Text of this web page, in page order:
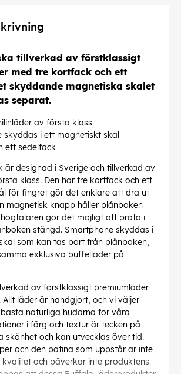
tillverkad av förstklassigt
med tre kortfack och ett
skyddande magnetiska skalet
separat.
av första klass
skyddas i ett magnetiskt skal
ett sedelfack
är designad i Sverige och tillverkad av
klass. Den har tre kortfack och ett
för fingret gör det enklare att dra ut
magnetisk knapp håller plånboken
gör det möjligt att prata i
stängd. Smartphone skyddas i
som kan tas bort från plånboken,
exklusiva buffelläder på
av förstklassigt premiumläder
läder är handgjort, och vi väljer
naturliga hudarna för våra
i färg och textur är tecken på
skönhet och kan utvecklas över tid.
och den patina som uppstår är inte
och påverkar inte produktens